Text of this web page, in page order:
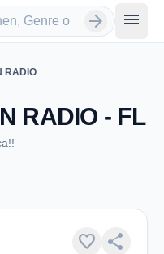
arrow_forward menu
RADIO
RADIO - FL
favorite share